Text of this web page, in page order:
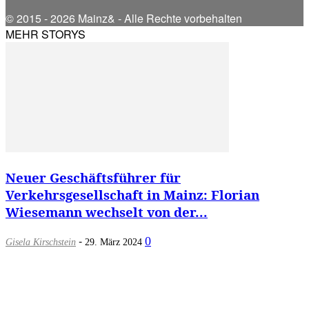
© 2015 - 2026 Mainz& - Alle Rechte vorbehalten
MEHR STORYS
Neuer Geschäftsführer für
Verkehrsgesellschaft in Mainz: Florian
Wiesemann wechselt von der...
Gisela Kirschstein - 29. März 2024 0